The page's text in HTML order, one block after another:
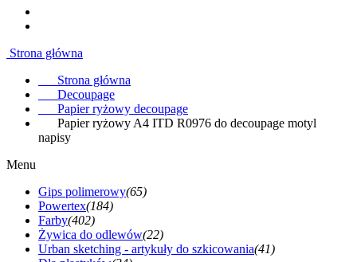
Strona główna
Strona główna
Decoupage
Papier ryżowy decoupage
Papier ryżowy A4 ITD R0976 do decoupage motyl
napisy
Menu
Gips polimerowy(65)
Powertex(184)
Farby(402)
Żywica do odlewów(22)
Urban sketching - artykuły do szkicowania(41)